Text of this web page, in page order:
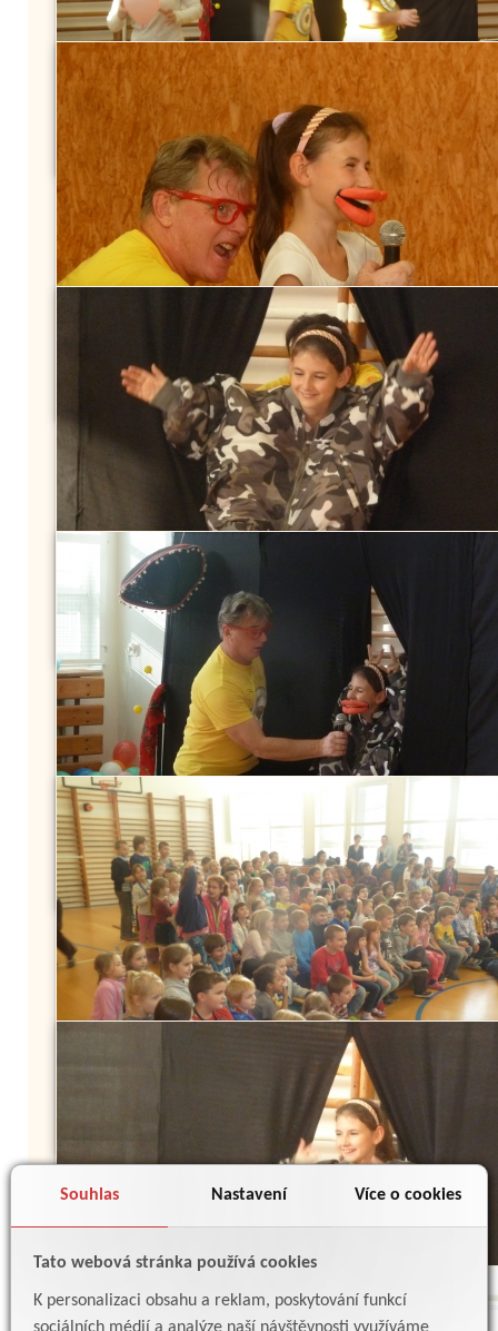
Souhlas Nastavení Více o cookies
Tato webová stránka používá cookies
K personalizaci obsahu a reklam, poskytování funkcí